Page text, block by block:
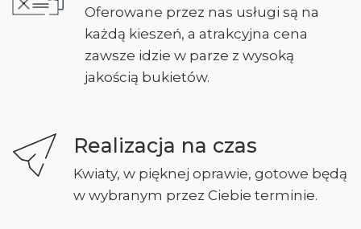
Oferowane przez nas usługi są na
każdą kieszeń, a atrakcyjna cena
zawsze idzie w parze z wysoką
jakością bukietów.
Realizacja na czas
Kwiaty, w pięknej oprawie, gotowe będą
w wybranym przez Ciebie terminie.